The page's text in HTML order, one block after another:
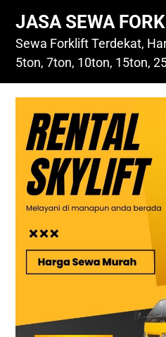
content
JASA SEWA
Sewa Forklift Terdekat,
5ton, 7ton, 10ton, 15ton,